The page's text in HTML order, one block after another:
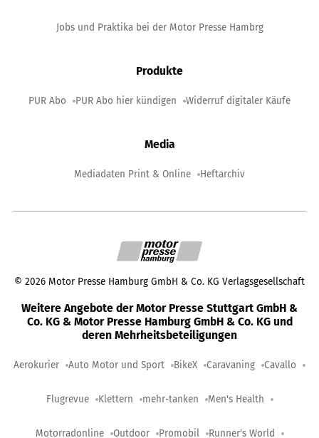
Jobs und Praktika bei der Motor Presse Hambrg
Produkte
PUR Abo PUR Abo hier kündigen Widerruf digitaler Käufe
Media
Mediadaten Print & Online Heftarchiv
© 2026 Motor Presse Hamburg GmbH & Co. KG Verlagsgesellschaft
Weitere Angebote der Motor Presse Stuttgart GmbH &
Co. KG & Motor Presse Hamburg GmbH & Co. KG und
deren Mehrheitsbeteiligungen
Aerokurier Auto Motor und Sport BikeX Caravaning Cavallo
Flugrevue Klettern mehr-tanken Men's Health
Motorradonline Outdoor Promobil Runner's World